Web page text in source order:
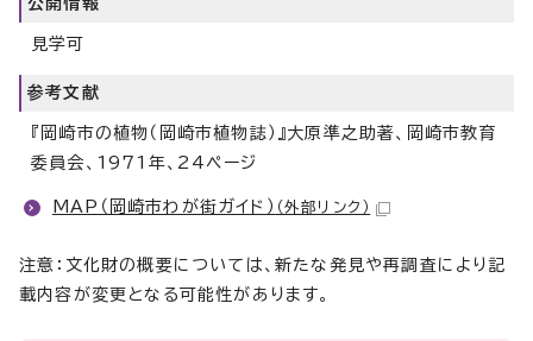
公開情報
見学可
参考文献
『岡崎市の植物（岡崎市植物誌）』大原準之助著、岡崎市教育
委員会、1971年、24ページ
MAP（岡崎市わが街ガイド） （外部リンク）
注意：文化財の概要については、新たな発見や再調査により記
載内容が変更となる可能性があります。